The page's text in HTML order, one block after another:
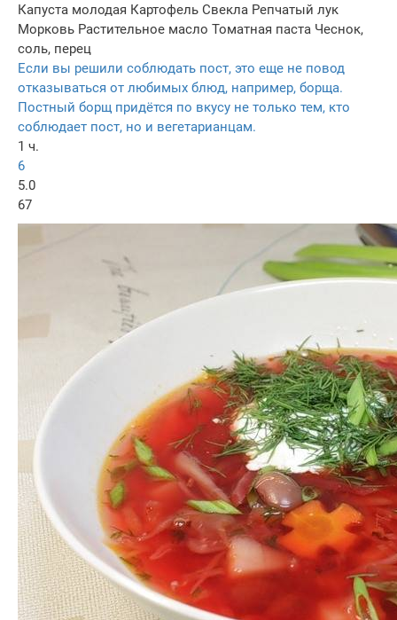
Капуста молодая Картофель Свекла Репчатый лук
Морковь Растительное масло Томатная паста Чеснок,
соль, перец
Если вы решили соблюдать пост, это еще не повод
отказываться от любимых блюд, например, борща.
Постный борщ придётся по вкусу не только тем, кто
соблюдает пост, но и вегетарианцам.
1 ч.
6
5.0
67